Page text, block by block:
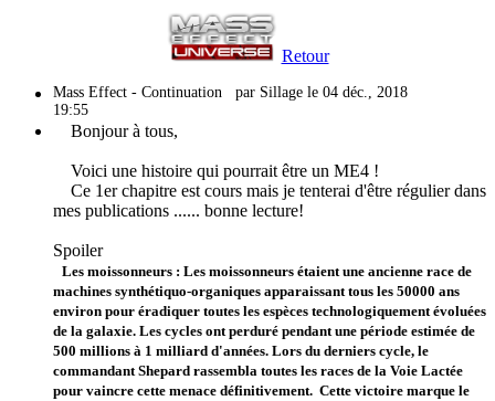
Retour
Mass Effect - Continuation par Sillage le 04 déc., 2018
19:55
Bonjour à tous,
Voici une histoire qui pourrait être un ME4 !
Ce 1er chapitre est cours mais je tenterai d'être régulier dans
mes publications ...... bonne lecture!
Spoiler
Les moissonneurs : Les moissonneurs étaient une ancienne race de
machines synthétiquo-organiques apparaissant tous les 50000 ans
environ pour éradiquer toutes les espèces technologiquement évoluées
de la galaxie. Les cycles ont perduré pendant une période estimée de
500 millions à 1 milliard d'années. Lors du derniers cycle, le
commandant Shepard rassembla toutes les races de la Voie Lactée
pour vaincre cette menace définitivement. Cette victoire marque le